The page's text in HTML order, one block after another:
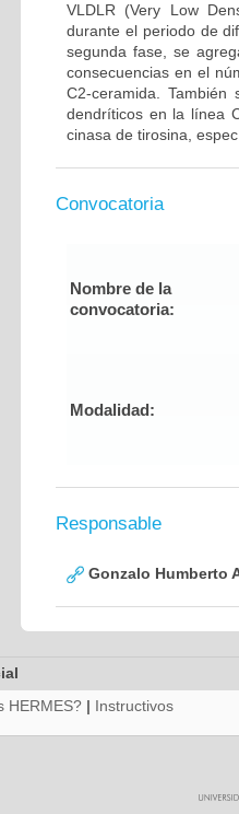
VLDLR (Very Low
durante el periodo de
segunda fase, se
consecuencias en el
C2-ceramida.
dendríticos en la línea
cinasa de tirosina,
Convocatoria
Nombre de la
convocatoria:
Modalidad:
Responsable
Gonzalo Humberto
HERMES? | Instructivos